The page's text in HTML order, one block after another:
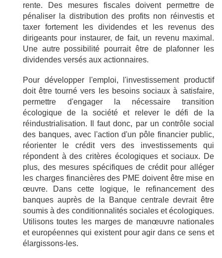
rente. Des mesures fiscales doivent permettre de
pénaliser la distribution des profits non réinvestis et
taxer fortement les dividendes et les revenus des
dirigeants pour instaurer, de fait, un revenu maximal.
Une autre possibilité pourrait être de plafonner les
dividendes versés aux actionnaires.
Pour développer l'emploi, l'investissement productif
doit être tourné vers les besoins sociaux à satisfaire,
permettre d'engager la nécessaire transition
écologique de la société et relever le défi de la
réindustrialisation. Il faut donc, par un contrôle social
des banques, avec l'action d'un pôle financier public,
réorienter le crédit vers des investissements qui
répondent à des critères écologiques et sociaux. De
plus, des mesures spécifiques de crédit pour alléger
les charges financières des PME doivent être mise en
œuvre. Dans cette logique, le refinancement des
banques auprès de la Banque centrale devrait être
soumis à des conditionnalités sociales et écologiques.
Utilisons toutes les marges de manœuvre nationales
et européennes qui existent pour agir dans ce sens et
élargissons-les.